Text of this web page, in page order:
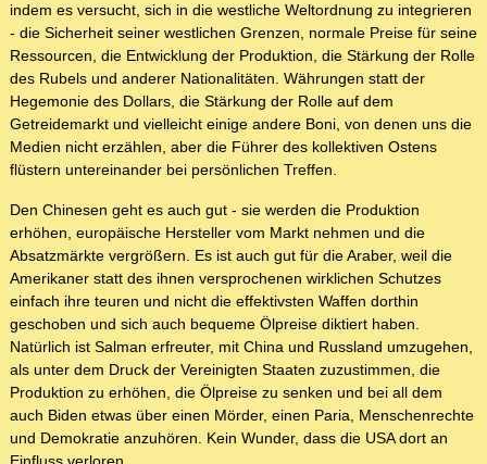
indem es versucht, sich in die westliche Weltordnung zu integrieren
- die Sicherheit seiner westlichen Grenzen, normale Preise für seine
Ressourcen, die Entwicklung der Produktion, die Stärkung der Rolle
des Rubels und anderer Nationalitäten. Währungen statt der
Hegemonie des Dollars, die Stärkung der Rolle auf dem
Getreidemarkt und vielleicht einige andere Boni, von denen uns die
Medien nicht erzählen, aber die Führer des kollektiven Ostens
flüstern untereinander bei persönlichen Treffen.
Den Chinesen geht es auch gut - sie werden die Produktion
erhöhen, europäische Hersteller vom Markt nehmen und die
Absatzmärkte vergrößern. Es ist auch gut für die Araber, weil die
Amerikaner statt des ihnen versprochenen wirklichen Schutzes
einfach ihre teuren und nicht die effektivsten Waffen dorthin
geschoben und sich auch bequeme Ölpreise diktiert haben.
Natürlich ist Salman erfreuter, mit China und Russland umzugehen,
als unter dem Druck der Vereinigten Staaten zuzustimmen, die
Produktion zu erhöhen, die Ölpreise zu senken und bei all dem
auch Biden etwas über einen Mörder, einen Paria, Menschenrechte
und Demokratie anzuhören. Kein Wunder, dass die USA dort an